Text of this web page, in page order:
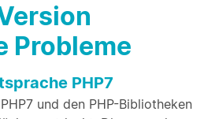
Probleme
PHP7
und den PHP-Bibliotheken